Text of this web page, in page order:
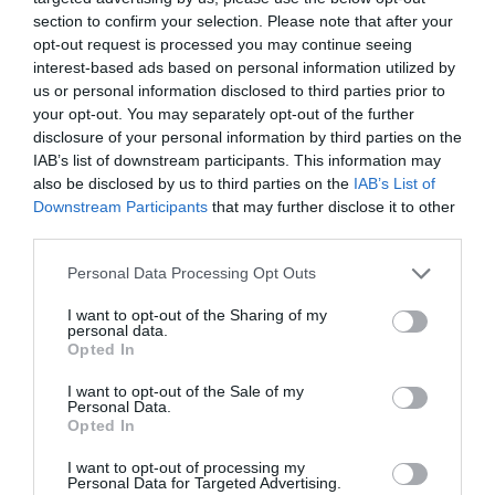
section to confirm your selection. Please note that after your
opt-out request is processed you may continue seeing
interest-based ads based on personal information utilized by
us or personal information disclosed to third parties prior to
your opt-out. You may separately opt-out of the further
disclosure of your personal information by third parties on the
IAB’s list of downstream participants. This information may
also be disclosed by us to third parties on the IAB’s List of
Downstream Participants that may further disclose it to other
Personal Data Processing Opt Outs
I want to opt-out of the Sharing of my
personal data.
Opted In
I want to opt-out of the Sale of my
Personal Data.
Opted In
I want to opt-out of processing my
Personal Data for Targeted Advertising.
Estas últimas, al igual que las primeras, pueden ser bloqueadas
o eliminadas accediendo a la sección de Configuración de su
navegador.
En todos los navegadores en uso es posible navegar evitando
temporalmente que el navegador registre cookies generadas
por los sitios habilitando la navegación en modo incógnito.
Las instrucciones para hacerlo están disponibles en la página
de configuración de: Google Chrome y Google Chrome Mobile,
Microsoft Internet Explorer, Mozilla Firefox, Apple Safari, Apple
Safari Mobile.
los mismos navegadores.
Las empresas terceras que pueden utilizar cookies en nuestro
sitio son agencias que nos ayudan a mejorar el servicio, tal vez
proponiendo objetos que podrían interesarle en comparación
terceros que permiten mostrar servicios o objetos vistos en
otros sitios. En este caso se trata de un mensaje publicitario
perfilado para usted.
En ningún caso una cookie está emparejada con sus datos
sensibles a través de tecnologías de priceonline.it.